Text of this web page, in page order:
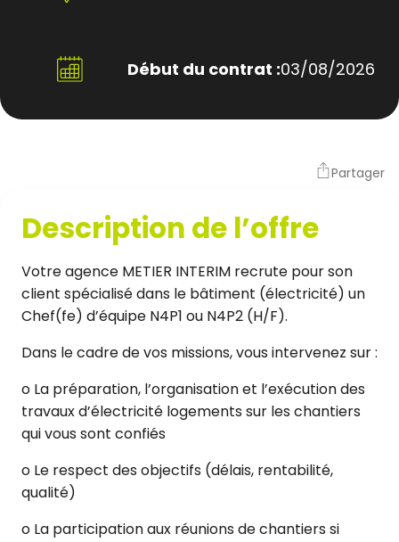
Début du contrat :03/08/2026
Partager
Description de l’offre
Votre agence METIER INTERIM recrute pour son
client spécialisé dans le bâtiment (électricité) un
Chef(fe) d’équipe N4P1 ou N4P2 (H/F).
Dans le cadre de vos missions, vous intervenez sur :
o La préparation, l’organisation et l’exécution des
travaux d’électricité logements sur les chantiers
qui vous sont confiés
o Le respect des objectifs (délais, rentabilité,
qualité)
o La participation aux réunions de chantiers si